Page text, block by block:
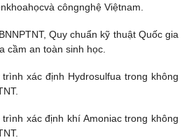
côngnghệ Việtnam.
Quy chuẩn kỹ thuật Quốc gia
cầm an toàn sinh học.
xác định Hydrosulfua trong không
xác định khí Amoniac trong không